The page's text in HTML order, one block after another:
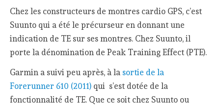
Chez les constructeurs de montres cardio GPS, c’est
Suunto qui a été le précurseur en donnant une
indication de TE sur ses montres. Chez Suunto, il
porte la dénomination de Peak Training Effect (PTE).
Garmin a suivi peu après, à la sortie de la
Forerunner 610 (2011) qui s’est dotée de la
fonctionnalité de TE. Que ce soit chez Suunto ou